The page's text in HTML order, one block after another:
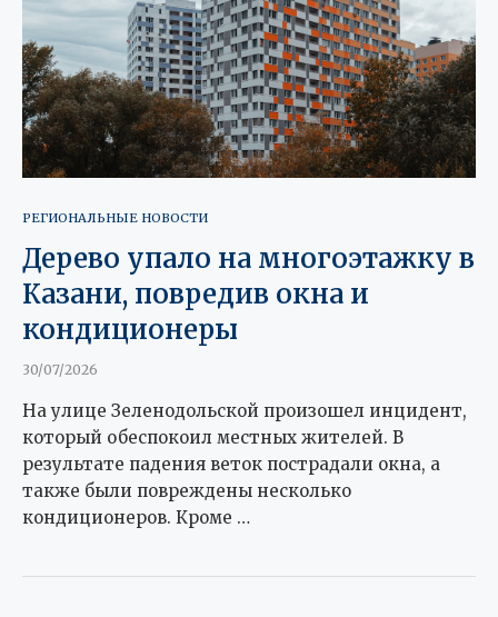
РЕГИОНАЛЬНЫЕ НОВОСТИ
Дерево упало на многоэтажку в
Казани, повредив окна и
кондиционеры
30/07/2026
На улице Зеленодольской произошел инцидент,
который обеспокоил местных жителей. В
результате падения веток пострадали окна, а
также были повреждены несколько
кондиционеров. Кроме …